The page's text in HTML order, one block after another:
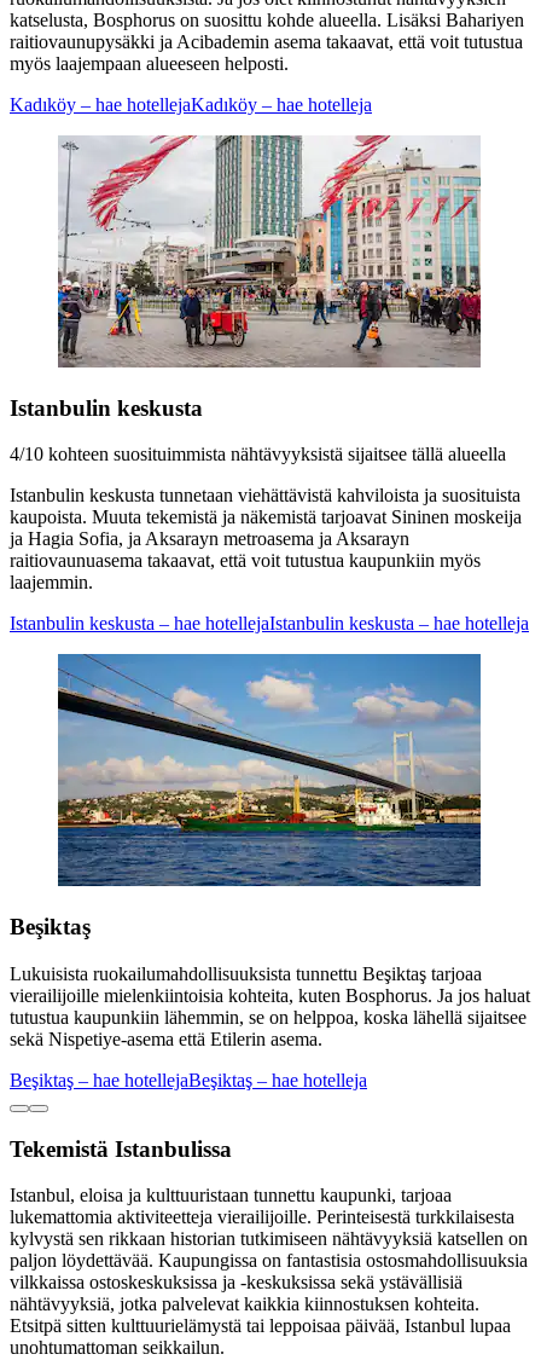
katselusta, Bosphorus on suosittu kohde alueella. Lisäksi Bahariyen
raitiovaunupysäkki ja Acibademin asema takaavat, että voit tutustua
myös laajempaan alueeseen helposti.
Kadıköy – hae hotellejaKadıköy – hae hotelleja
Istanbulin keskusta
4/10 kohteen suosituimmista nähtävyyksistä sijaitsee tällä alueella
Istanbulin keskusta tunnetaan viehättävistä kahviloista ja suosituista
kaupoista. Muuta tekemistä ja näkemistä tarjoavat Sininen moskeija
ja Hagia Sofia, ja Aksarayn metroasema ja Aksarayn
raitiovaunuasema takaavat, että voit tutustua kaupunkiin myös
laajemmin.
Istanbulin keskusta – hae hotellejaIstanbulin keskusta – hae hotelleja
Beşiktaş
Lukuisista ruokailumahdollisuuksista tunnettu Beşiktaş tarjoaa
vierailijoille mielenkiintoisia kohteita, kuten Bosphorus. Ja jos haluat
tutustua kaupunkiin lähemmin, se on helppoa, koska lähellä sijaitsee
sekä Nispetiye-asema että Etilerin asema.
Beşiktaş – hae hotellejaBeşiktaş – hae hotelleja
Tekemistä Istanbulissa
Istanbul, eloisa ja kulttuuristaan tunnettu kaupunki, tarjoaa
lukemattomia aktiviteetteja vierailijoille. Perinteisestä turkkilaisesta
kylvystä sen rikkaan historian tutkimiseen nähtävyyksiä katsellen on
paljon löydettävää. Kaupungissa on fantastisia ostosmahdollisuuksia
vilkkaissa ostoskeskuksissa ja -keskuksissa sekä ystävällisiä
nähtävyyksiä, jotka palvelevat kaikkia kiinnostuksen kohteita.
Etsitpä sitten kulttuurielämystä tai leppoisaa päivää, Istanbul lupaa
unohtumattoman seikkailun.